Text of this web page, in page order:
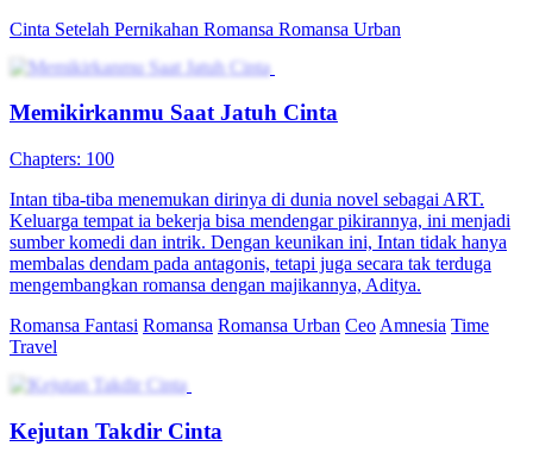
Cinta Setelah Pernikahan Romansa Romansa Urban
Memikirkanmu Saat Jatuh Cinta
Chapters: 100
Intan tiba-tiba menemukan dirinya di dunia novel sebagai ART.
Keluarga tempat ia bekerja bisa mendengar pikirannya, ini menjadi
sumber komedi dan intrik. Dengan keunikan ini, Intan tidak hanya
membalas dendam pada antagonis, tetapi juga secara tak terduga
mengembangkan romansa dengan majikannya, Aditya.
Romansa Fantasi Romansa Romansa Urban Ceo Amnesia Time
Travel
Kejutan Takdir Cinta